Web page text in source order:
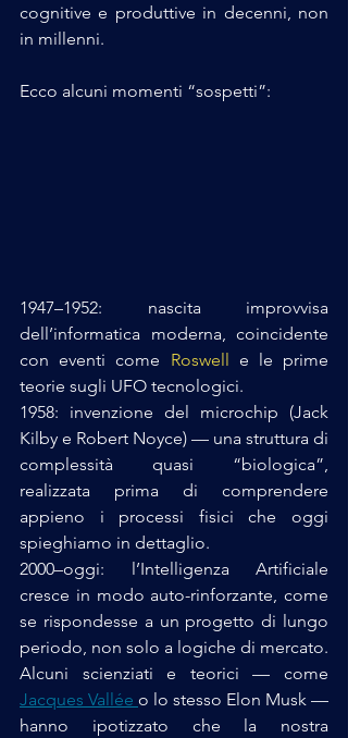
cognitive e produttive in decenni, non
in millenni.
Ecco alcuni momenti “sospetti”:
1947–1952: nascita improvvisa
dell’informatica moderna, coincidente
con eventi come Roswell
e le prime
teorie sugli UFO tecnologici.
1958: invenzione del microchip (Jack
Kilby e Robert Noyce) — una struttura di
complessità quasi “biologica”,
realizzata prima di comprendere
appieno i processi fisici che oggi
spieghiamo in dettaglio.
2000–oggi: l’Intelligenza Artificiale
cresce in modo auto-rinforzante, come
se rispondesse a un progetto di lungo
periodo, non solo a logiche di mercato.
Jacques Vallée o lo stesso Elon Musk —
hanno ipotizzato che la nostra